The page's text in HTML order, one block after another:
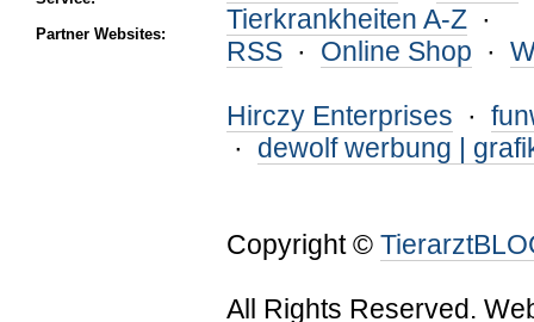
Partner Websites:
Tierkrankheiten A-Z ·
RSS · Online Shop ·
Hirczy Enterprises ·
· dewolf werbung |
Copyright ©
All Rights Reserved.